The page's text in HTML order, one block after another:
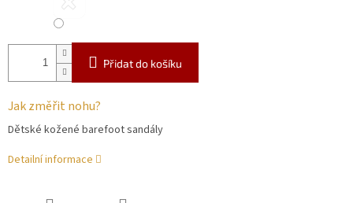
Přidat do košíku
Jak změřit nohu?
Dětské kožené barefoot sandály
Detailní informace